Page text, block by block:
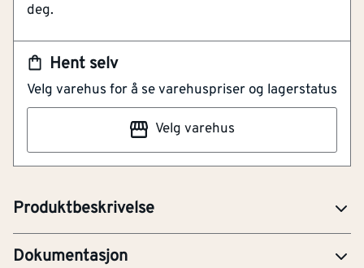
Hent selv
Velg varehus for å se varehuspriser og lagerstatus
Velg varehus
deg.
Produktbeskrivelse
Artikkelnummer
For boring i ulike materialer
Enkelt og effektivt
Dokumentasjon
YTE-Ytelseserklæring (CE-merking)